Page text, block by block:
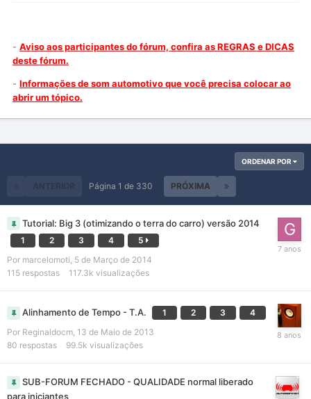
- Aviso aos participantes do fórum, confira as REGRAS e DICAS
deste fórum.
- Informações de som automotivo que você precisa colocar ao
abrir um tópico.
ORDENAR POR
ANTERIOR PRÓXIMA
Página 1 de 330
Tutorial: Big 3 (otimizando o terra do carro) versão 2014
1 2 3 4
5
Por marcelomoti, 5 de Março de 2014
115 respostas 117.3k visualizações
Alinhamento de Tempo - T.A. 1 2 3
4
Por Reginaldocm, 13 de Maio de 2013
80 respostas 99.5k visualizações
SUB-FORUM FECHADO - QUALIDADE normal liberado
para iniciantes